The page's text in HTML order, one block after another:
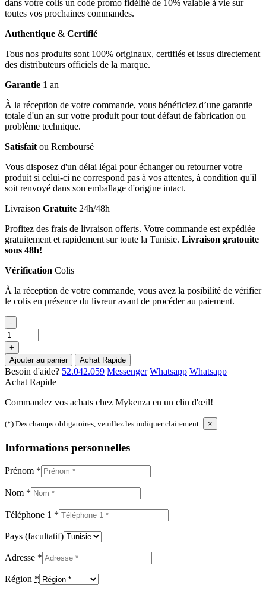
dans votre colis un code promo fidélité de 10% valable à vie sur
toutes vos prochaines commandes.
Authentique & Certifié
Tous nos produits sont 100% originaux, certifiés et issus directement
des distributeurs officiels de la marque.
Garantie 1 an
À la réception de votre commande, vous bénéficiez d’une garantie
totale d'un an sur votre produit pour tout défaut de fabrication ou
problème technique.
Satisfait ou Remboursé
Vous disposez d'un délai légal pour échanger ou retourner votre
produit si celui-ci ne correspond pas à vos attentes, à condition qu'il
soit renvoyé dans son emballage d'origine intact.
Livraison Gratuite 24h/48h
Profitez des frais de livraison offerts. Votre commande est expédiée
gratuitement et rapidement sur toute la Tunisie. Livraison gratouite
sous 48h!
Vérification Colis
À la réception de votre commande, vous avez la posibilité de vérifier
le colis en présence du livreur avant de procéder au paiement.
-
+
Ajouter au panier
Achat Rapide
Besoin d'aide? 52.042.059 Messenger Whatsapp Whatsapp
Achat Rapide
Commandez vos achats chez Mykenza en un clin d'œil!
(*) Des champs obligatoires, veuillez les indiquer clairement. ×
Informations personnelles
Prénom *
Nom *
Téléphone 1 *
Pays (facultatif)
Adresse *
Région *